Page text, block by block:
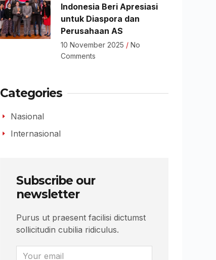
Indonesia Beri Apresiasi
untuk Diaspora dan
Perusahaan AS
10 November 2025
No
Comments
Categories
Nasional
Internasional
Subscribe our
newsletter
Purus ut praesent facilisi dictumst
sollicitudin cubilia ridiculus.